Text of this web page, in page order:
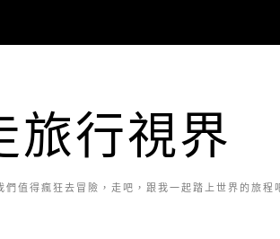
旅行視界
值得瘋狂去冒險，走吧，跟我一起踏上世界的旅程